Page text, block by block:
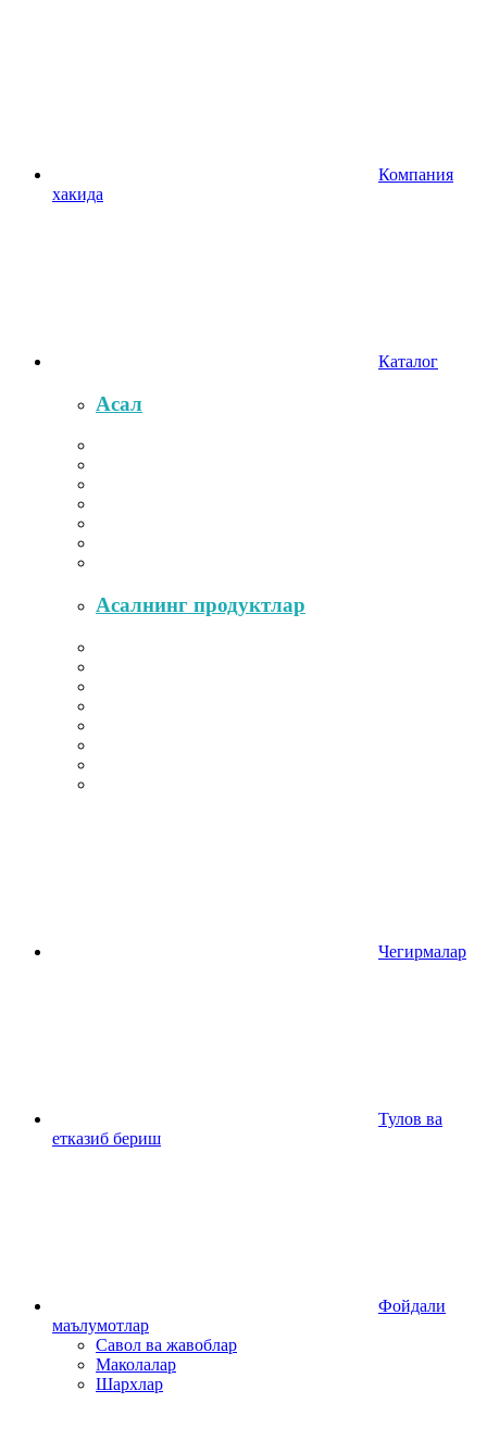
Компания
хакида
Каталог
Асал
Асалнинг продуктлар
Чегирмалар
Тулов ва
етказиб бериш
Фойдали
маълумотлар
Савол ва жавоблар
Маколалар
Шархлар